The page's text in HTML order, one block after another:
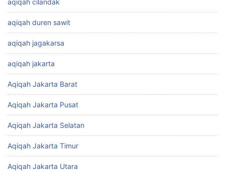
aqiqah duren sawit
aqiqah jagakarsa
aqiqah jakarta
Aqiqah Jakarta Barat
Aqiqah Jakarta Pusat
Aqiqah Jakarta Selatan
Aqiqah Jakarta Timur
Aqiqah Jakarta Utara